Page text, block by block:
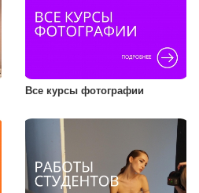
Все курсы фотографии